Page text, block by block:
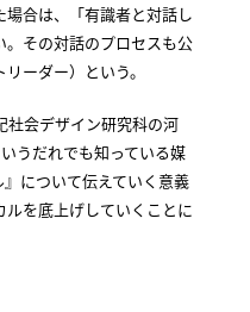
合は、「有識者と対話し
その対話のプロセスも公
ーダー）という。
社会デザイン研究科の河
うだれでも知っている媒
について伝えていく意義
を底上げしていくことに